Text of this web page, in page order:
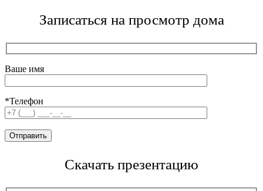
Записаться на просмотр дома
Ваше имя
*Телефон
Скачать презентацию